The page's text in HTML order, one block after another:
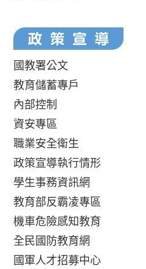
國教署公文
教育儲蓄專戶
內部控制
資安專區
職業安全衛生
政策宣導執行情形
學生事務資訊網
教育部反霸凌專區
機車危險感知教育
全民國防教育網
國軍人才招募中心